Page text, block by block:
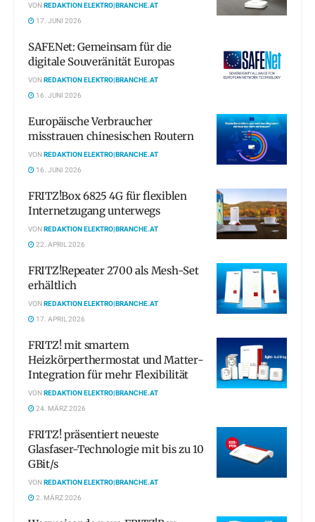
VONREDAKTION ELEKTRO|BRANCHE.AT
17. JUNI 2026
SAFENet: Gemeinsam für die
digitale Souveränität Europas
VONREDAKTION ELEKTRO|BRANCHE.AT
16. JUNI 2026
Europäische Verbraucher
misstrauen chinesischen Routern
VONREDAKTION ELEKTRO|BRANCHE.AT
16. JUNI 2026
FRITZ!Box 6825 4G für flexiblen
Internetzugang unterwegs
VONREDAKTION ELEKTRO|BRANCHE.AT
22. APRIL 2026
FRITZ!Repeater 2700 als Mesh-Set
erhältlich
VONREDAKTION ELEKTRO|BRANCHE.AT
17. APRIL 2026
FRITZ! mit smartem
Heizkörperthermostat und Matter-
Integration für mehr Flexibilität
VONREDAKTION ELEKTRO|BRANCHE.AT
24. MÄRZ 2026
FRITZ! präsentiert neueste
Glasfaser-Technologie mit bis zu 10
GBit/s
VONREDAKTION ELEKTRO|BRANCHE.AT
2. MÄRZ 2026